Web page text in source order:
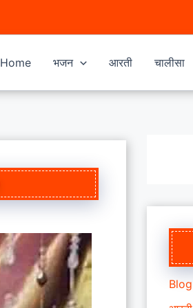
Home भजन आरती चालीसा
Blog